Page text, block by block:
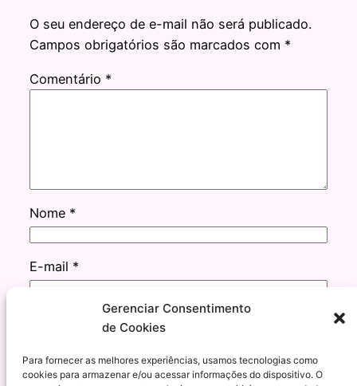
Gerenciar Consentimento
de Cookies
Para fornecer as melhores experiências, usamos tecnologias como
cookies para armazenar e/ou acessar informações do dispositivo. O
O seu endereço de e-mail não será publicado.
Campos obrigatórios são marcados com *
Comentário *
Nome *
E-mail *